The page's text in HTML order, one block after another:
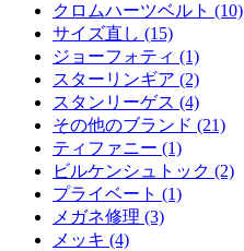
クロムハーツベルト (10)
サイズ直し (15)
ジョーフォティ (1)
スターリンギア (2)
スタンリーゲス (4)
その他のブランド (21)
ティファニー (1)
ビルケンシュトック (2)
プライベート (1)
メガネ修理 (3)
メッキ (4)